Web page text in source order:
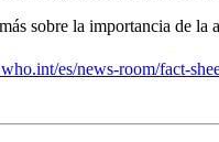
sobre la importancia de la
es/news-room/fact-